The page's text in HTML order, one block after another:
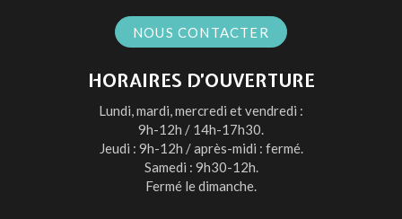
NOUS CONTACTER
HORAIRES D’OUVERTURE
Lundi, mardi, mercredi et vendredi :
9h-12h / 14h-17h30.
Jeudi : 9h-12h / après-midi : fermé.
Samedi : 9h30-12h.
Fermé le dimanche.